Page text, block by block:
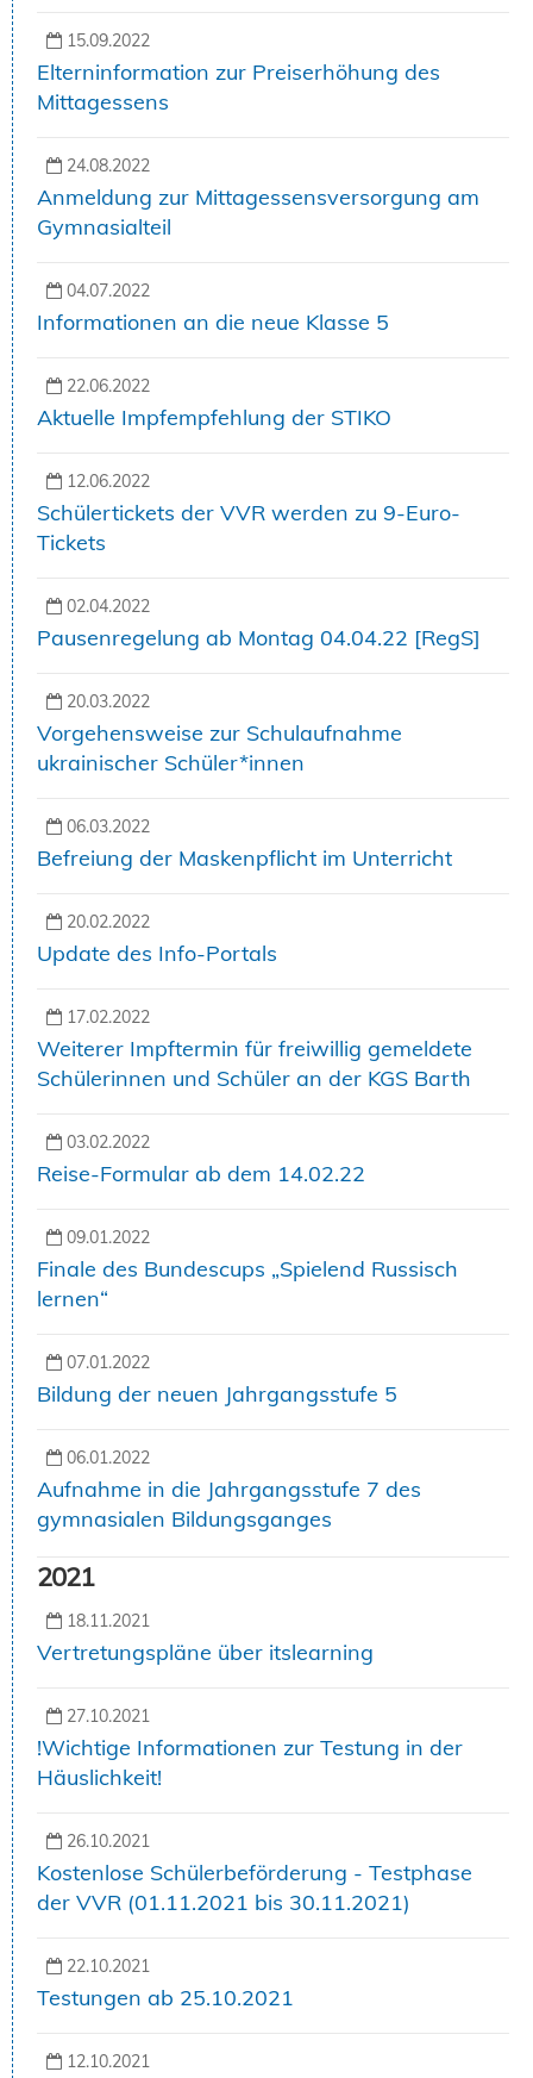
15.09.2022
Elterninformation zur Preiserhöhung des
Mittagessens
24.08.2022
Anmeldung zur Mittagessensversorgung am
Gymnasialteil
04.07.2022
Informationen an die neue Klasse 5
22.06.2022
Aktuelle Impfempfehlung der STIKO
12.06.2022
Schülertickets der VVR werden zu 9-Euro-
Tickets
02.04.2022
Pausenregelung ab Montag 04.04.22 [RegS]
20.03.2022
Vorgehensweise zur Schulaufnahme
ukrainischer Schüler*innen
06.03.2022
Befreiung der Maskenpflicht im Unterricht
20.02.2022
Update des Info-Portals
17.02.2022
Weiterer Impftermin für freiwillig gemeldete
Schülerinnen und Schüler an der KGS Barth
03.02.2022
Reise-Formular ab dem 14.02.22
09.01.2022
Finale des Bundescups „Spielend Russisch
lernen“
07.01.2022
Bildung der neuen Jahrgangsstufe 5
06.01.2022
Aufnahme in die Jahrgangsstufe 7 des
gymnasialen Bildungsganges
2021
18.11.2021
Vertretungspläne über itslearning
27.10.2021
!Wichtige Informationen zur Testung in der
Häuslichkeit!
26.10.2021
Kostenlose Schülerbeförderung - Testphase
der VVR (01.11.2021 bis 30.11.2021)
22.10.2021
Testungen ab 25.10.2021
12.10.2021